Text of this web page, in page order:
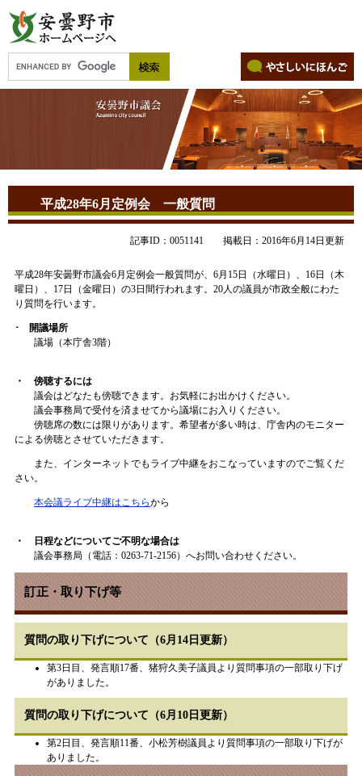
平成28年6月定例会 一般質問
記事ID：0051141 掲載日：2016年6月14日更新
平成28年安曇野市議会6月定例会一般質問が、6月15日（水曜日）、16日（木
曜日）、17日（金曜日）の3日間行われます。20人の議員が市政全般にわた
り質問を行います。
･ 開議場所
議場（本庁舎3階）
・ 傍聴するには
議会はどなたも傍聴できます。お気軽にお出かけください。
議会事務局で受付を済ませてから議場にお入りください。
傍聴席の数には限りがあります。希望者が多い時は、庁舎内のモニター
による傍聴とさせていただきます。
また、インターネットでもライブ中継をおこなっていますのでご覧くだ
さい。
本会議ライブ中継はこちらから
・ 日程などについてご不明な場合は
議会事務局（電話：0263-71-2156）へお問い合わせください。
訂正・取り下げ等
質問の取り下げについて（6月14日更新）
第3日目、発言順17番、猪狩久美子議員より質問事項の一部取り下げ
がありました。
質問の取り下げについて（6月10日更新）
第2日目、発言順11番、小松芳樹議員より質問事項の一部取り下げが
ありました。